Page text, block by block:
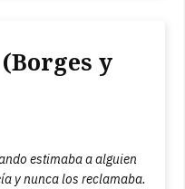
y
estimaba a alguien
y nunca los reclamaba.